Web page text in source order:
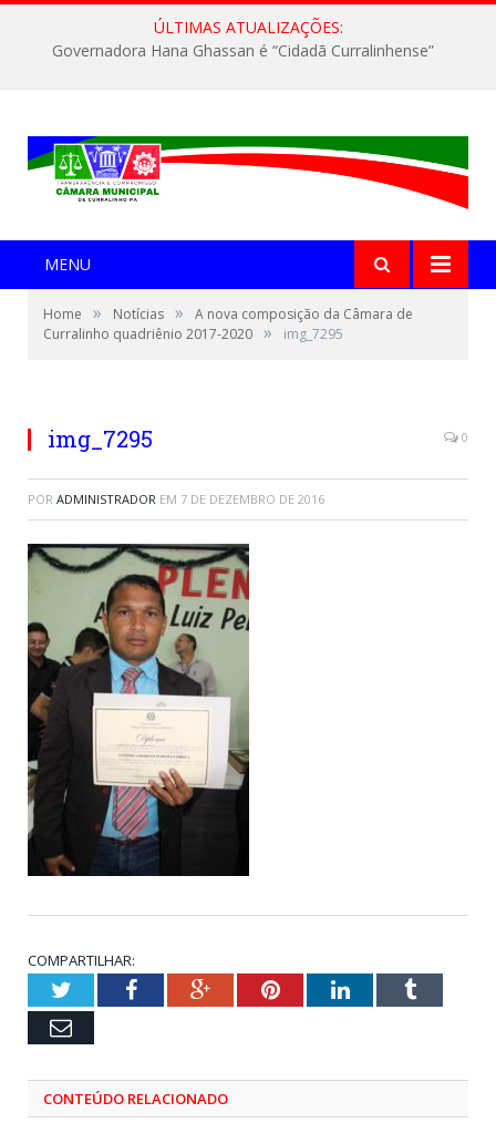
ÚLTIMAS ATUALIZAÇÕES:
Governadora Hana Ghassan é “Cidadã Curralinhense”
MENU
Home » Notícias »
A nova composição da Câmara de
Curralinho quadriênio 2017-2020 » img_7295
img_7295 0
POR ADMINISTRADOR EM 7 DE DEZEMBRO DE 2016
COMPARTILHAR:
TwitterFacebookGoogle+PinterestLinkedInTumblr
Email
CONTEÚDO RELACIONADO